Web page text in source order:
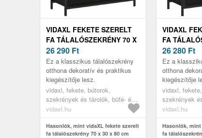
VIDAXL FEKETE SZERELT
FA TÁLALÓSZEKRÉNY 70 X
30 X 80 CM
26 290 Ft
Ez a klasszikus tálalószekrény
otthona dekoratív és praktikus
kiegészítője lesz.
vidaxl, fekete, bútorok,
szekrények és tárolók, büfé- és
tálalóasztalok
vidaxl.hu
Hasonlók, mint vidaXL fekete szerelt
fa tálalószekrény 70 x 30 x 80 cm
VIDAXL
FA
30 X 80 CM
26 280 Ft
Ez a
otthona
kiegészítője
vidaxl,
szekrények
tálalóasztalok
vidaxl.hu
Hasonlók,
fa